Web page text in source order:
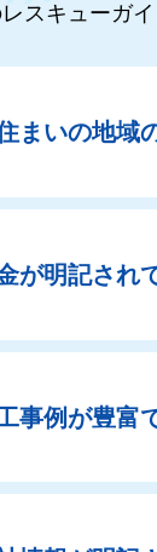
スキューガ
まいの地域
が明記され
事例が豊富